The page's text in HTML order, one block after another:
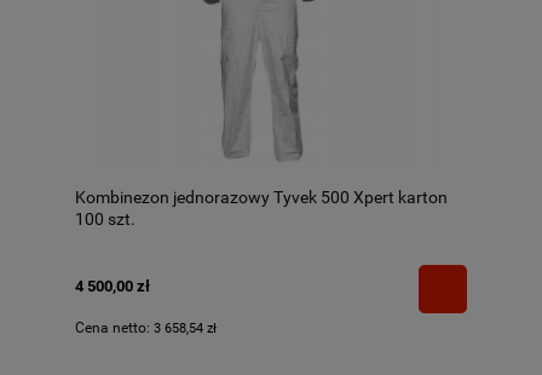
Kombinezon jednorazowy Tyvek 500 Xpert karton
100 szt.
4 500,00 zł
Cena netto: 3 658,54 zł